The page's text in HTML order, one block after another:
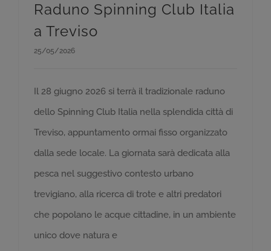
Raduno Spinning Club Italia
a Treviso
25/05/2026
Il 28 giugno 2026 si terrà il tradizionale raduno
dello Spinning Club Italia nella splendida città di
Treviso, appuntamento ormai fisso organizzato
dalla sede locale. La giornata sarà dedicata alla
pesca nel suggestivo contesto urbano
trevigiano, alla ricerca di trote e altri predatori
che popolano le acque cittadine, in un ambiente
unico dove natura e